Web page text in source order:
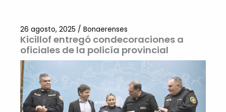
Kicillof entregó condecoraciones a
oficiales de la policía provincial
26 agosto, 2025 / Bonaerenses